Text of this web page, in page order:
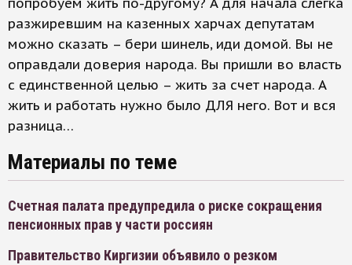
попробуем жить по-другому? А для начала слегка
разжиревшим на казенных харчах депутатам
можно сказать – бери шинель, иди домой. Вы не
оправдали доверия народа. Вы пришли во власть
с единственной целью – жить за счет народа. А
жить и работать нужно было ДЛЯ него. Вот и вся
разница…
Материалы по теме
Счетная палата предупредила о риске сокращения
пенсионных прав у части россиян
Правительство Киргизии объявило о резком